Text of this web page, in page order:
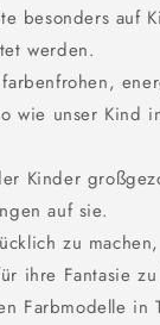
besonders auf
werden.
wie unser Kind
Kinder
auf sie.
zu
ihre Fantasie
Farbmodelle in